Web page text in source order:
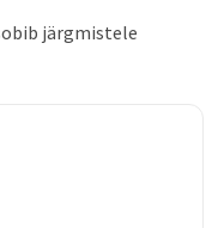
järgmistele